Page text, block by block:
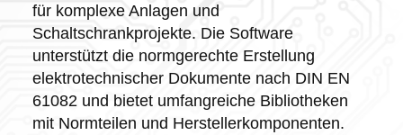
für komplexe Anlagen und
Schaltschrankprojekte. Die Software
unterstützt die normgerechte Erstellung
elektrotechnischer Dokumente nach DIN EN
61082 und bietet umfangreiche Bibliotheken
mit Normteilen und Herstellerkomponenten.